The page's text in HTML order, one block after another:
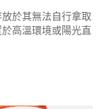
於其無法自行拿取
高溫環境或陽光直